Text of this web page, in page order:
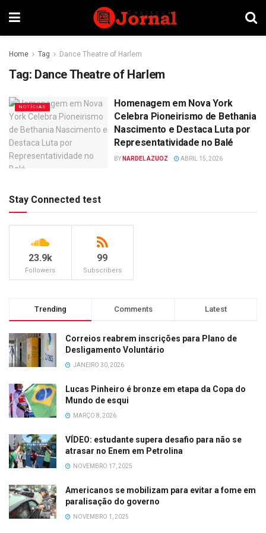
Home Tag Dance Theatre of Harlem
Tag: Dance Theatre of Harlem
NOTÍCIAS
Homenagem em Nova York
Celebra Pioneirismo de Bethania
Nascimento e Destaca Luta por
Representatividade no Balé
BY NARDEL AZUOZ ABRIL 15, 2026
Stay Connected test
23.9k
Followers
99
Subscribers
Trending Comments Latest
Correios reabrem inscrições para Plano de
Desligamento Voluntário
JANEIRO 30, 2026
Lucas Pinheiro é bronze em etapa da Copa do
Mundo de esqui
MARÇO 8, 2026
VÍDEO: estudante supera desafio para não se
atrasar no Enem em Petrolina
NOVEMBRO 17, 2025
Americanos se mobilizam para evitar a fome em
paralisação do governo
NOVEMBRO 1, 2025